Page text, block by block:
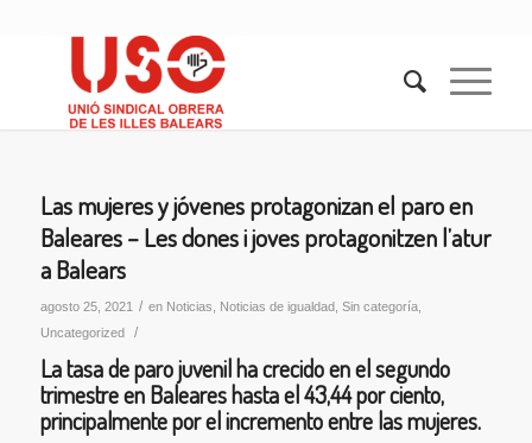
Las mujeres y jóvenes protagonizan el paro en
Baleares – Les dones i joves protagonitzen l’atur
a Balears
agosto 25, 2021 / en Noticias Noticias de igualdad, Sin categoría,
Uncategorized
/
La tasa de paro juvenil ha crecido en el segundo
trimestre en Baleares hasta el 43,44 por ciento,
principalmente por el incremento entre las mujeres.